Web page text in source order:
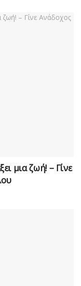
μια ζωή! – Γίνε